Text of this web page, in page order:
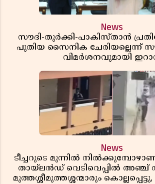
News
സൗദി-തുർക്കി-പാകിസ്താൻ
പുതിയ സൈനിക ചേരിയല്ലെന്ന്
വിമർശനവുമായി
News
ടീച്ചറുടെ മുന്നിൽ
തായ്‌ലൻഡ് വെടിവെപ്പിൽ അഞ്ച്
മുത്തശ്ശീമുത്തശ്ശന്മാരും